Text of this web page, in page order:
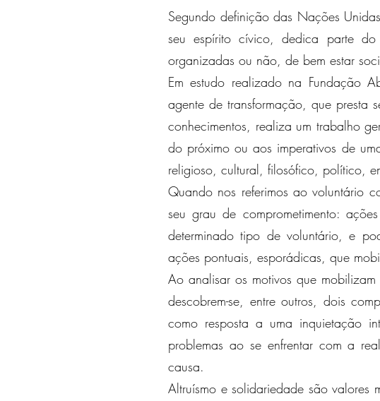
Segundo definição das Nações
seu espírito cívico, dedica parte do
organizadas ou não, de bem estar
Em estudo realizado na Fundação
agente de transformação, que presta
conhecimentos, realiza um trabalho
do próximo ou aos imperativos de
religioso, cultural, filosófico, político,
Quando nos referimos ao voluntário
seu grau de comprometimento:
determinado tipo de voluntário, e
ações pontuais, esporádicas, que
Ao analisar os motivos que
descobrem-se, entre outros, dois
como resposta a uma inquietação
problemas ao se enfrentar com a
causa.
Altruísmo e solidariedade são valores